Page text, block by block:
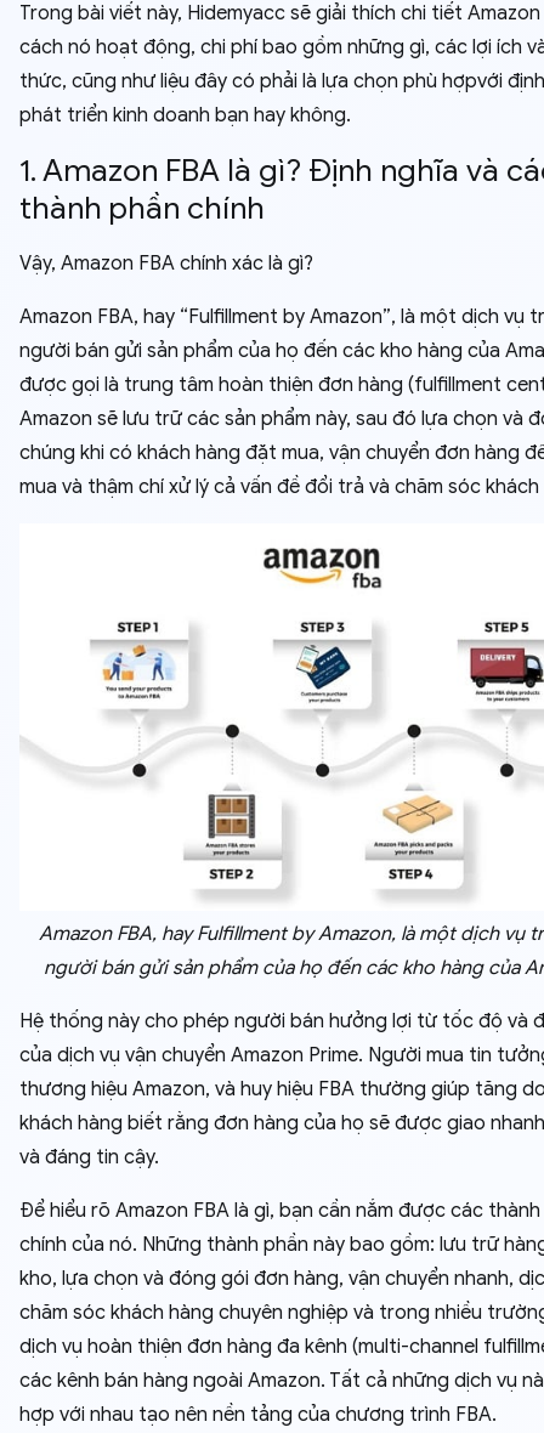
Trong bài viết này, Hidemyacc sẽ giải thích chi tiết Amazon
cách nó hoạt động, chi phí bao gồm những gì, các lợi ích
thức, cũng như liệu đây có phải là lựa chọn phù hợpvới
phát triển kinh doanh bạn hay không.
1. Amazon FBA là gì? Định nghĩa và
thành phần chính
Vậy, Amazon FBA chính xác là gì?
Amazon FBA, hay “Fulfillment by Amazon”, là một dịch vụ
người bán gửi sản phẩm của họ đến các kho hàng của
được gọi là trung tâm hoàn thiện đơn hàng (fulfillment
Amazon sẽ lưu trữ các sản phẩm này, sau đó lựa chọn và
chúng khi có khách hàng đặt mua, vận chuyển đơn hàng
mua và thậm chí xử lý cả vấn đề đổi trả và chăm sóc khách
Amazon FBA, hay Fulfillment by Amazon, là một dịch vụ
người bán gửi sản phẩm của họ đến các kho hàng của
Hệ thống này cho phép người bán hưởng lợi từ tốc độ và
của dịch vụ vận chuyển Amazon Prime. Người mua tin
thương hiệu Amazon, và huy hiệu FBA thường giúp tăng
khách hàng biết rằng đơn hàng của họ sẽ được giao
và đáng tin cậy.
Để hiểu rõ Amazon FBA là gì, bạn cần nắm được các
chính của nó. Những thành phần này bao gồm: lưu trữ
kho, lựa chọn và đóng gói đơn hàng, vận chuyển nhanh,
chăm sóc khách hàng chuyên nghiệp và trong nhiều
dịch vụ hoàn thiện đơn hàng đa kênh (multi-channel
các kênh bán hàng ngoài Amazon. Tất cả những dịch vụ
hợp với nhau tạo nên nền tảng của chương trình FBA.